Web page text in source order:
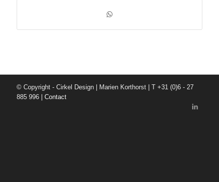
© Copyright - Cirkel Design | Marien Korthorst | T +31 (0)6 - 27
885 996 | Contact